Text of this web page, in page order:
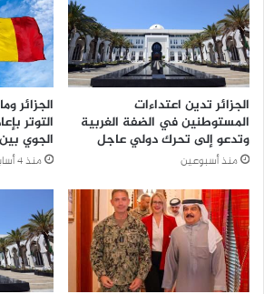
الجزائر تدين اعتداءات
المستوطنين في الضفة الغربية
وتدعو إلى تحرك دولي عاجل
منذ أسبوعين
الجزائر
التوتر
الجوي
منذ 4 أسابيع